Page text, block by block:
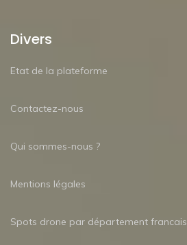
Divers
Etat de la plateforme
Contactez-nous
Qui sommes-nous ?
Mentions légales
Spots drone par département francais